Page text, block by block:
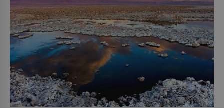
letního koupání. Stačí se však podívat […]